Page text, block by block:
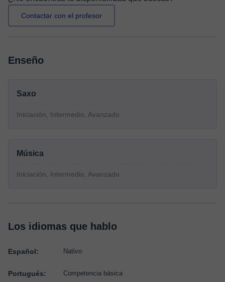
Contactar con el profesor
Enseño
Saxo
Iniciación, Intermedio, Avanzado
Música
Iniciación, Intermedio, Avanzado
Los idiomas que hablo
Español: Nativo
Portugués: Competencia básica